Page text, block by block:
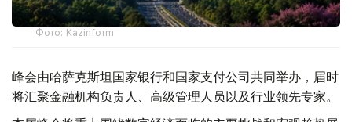
Фото: Kazinform
峰会由哈萨克斯坦国家银行和国家支付公司共同举办，届时
将汇聚金融机构负责人、高级管理人员以及行业领先专家。